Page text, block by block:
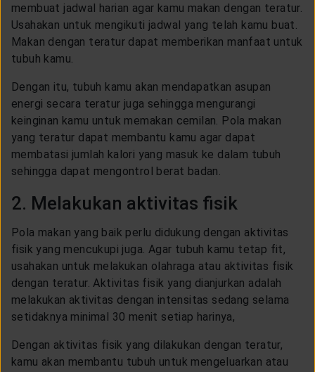
membuat jadwal harian agar kamu makan dengan teratur.
Usahakan untuk mengikuti jadwal yang telah kamu buat.
Makan dengan teratur dapat memberikan manfaat untuk
tubuh kamu.
Dengan itu, tubuh kamu akan mendapatkan asupan
energi secara teratur juga sehingga mengurangi
keinginan kamu untuk memakan cemilan. Pola makan
yang teratur dapat membantu kamu agar dapat
membatasi jumlah kalori yang masuk ke dalam tubuh
sehingga dapat mengontrol berat badan.
2. Melakukan aktivitas fisik
Pola makan yang baik perlu didukung dengan aktivitas
fisik yang mencukupi juga. Agar tubuh kamu tetap fit,
usahakan untuk melakukan olahraga atau aktivitas fisik
dengan teratur. Aktivitas fisik yang dianjurkan adalah
melakukan aktivitas dengan intensitas sedang selama
setidaknya minimal 30 menit setiap harinya,
Dengan aktivitas fisik yang dilakukan dengan teratur,
kamu akan membantu tubuh untuk mengeluarkan atau